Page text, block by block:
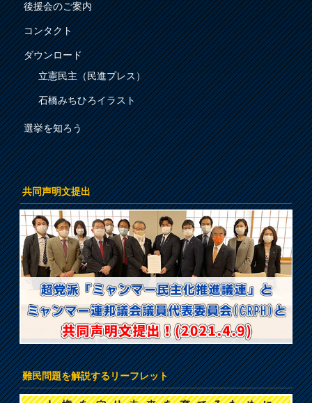
後援会のご案内
コンタクト
ダウンロード
立憲民主（民進プレス）
石橋みちひろイラスト
選挙を知ろう
共同声明文提出
難民問題を解説するリーフレット